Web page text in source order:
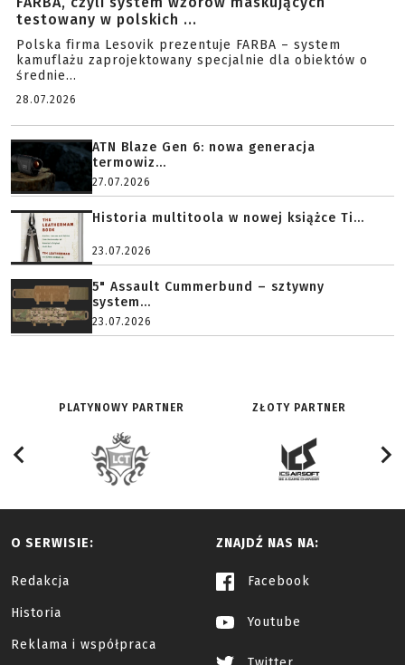
testowany w polskich ...
Polska firma Lesovik prezentuje FARBA – system
kamuflażu zaprojektowany specjalnie dla obiektów o
średnie...
28.07.2026
ATN Blaze Gen 6: nowa generacja
termowiz...
27.07.2026
Historia multitoola w nowej książce Ti...
23.07.2026
5" Assault Cummerbund – sztywny
system...
23.07.2026
PLATYNOWY PARTNER ZŁOTY PARTNER
O SERWISIE:
Redakcja
Historia
Reklama i współpraca
ZNAJDŹ NAS NA:
Facebook
Youtube